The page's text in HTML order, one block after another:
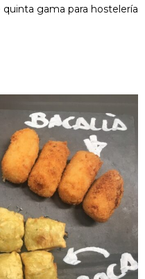
gama para hostelería